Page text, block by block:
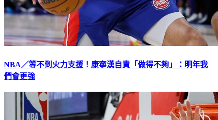
NBA／等不到火力支援！康寧漢自責「做得不夠」：明年我
們會更強